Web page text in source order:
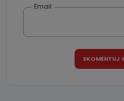
Jak skontaktować się
danych osobowych?
e-mailowo pod adresem:
Email